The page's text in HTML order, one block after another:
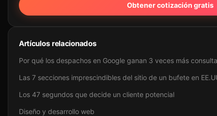
Obtener cotización gratis
Artículos relacionados
Por qué los despachos en Google ganan 3 veces más
Las 7 secciones imprescindibles del sitio de un bufete en
Los 47 segundos que decide un cliente potencial
Diseño y desarrollo web